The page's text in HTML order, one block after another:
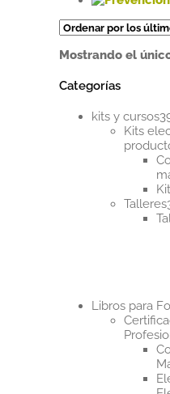
producto
múltiples
Las
se
pueden
elegir
producto
Mostrando el
Categorías
kits y cursos
Kits
Talleres
Libros para